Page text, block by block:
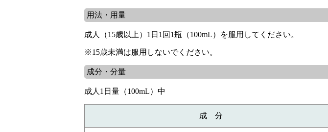
用法・用量
成人（15歳以上）1日1回1瓶（100mL）を服用してください。
※15歳未満は服用しないでください。
成分・分量
成人1日量（100mL）中
成 分